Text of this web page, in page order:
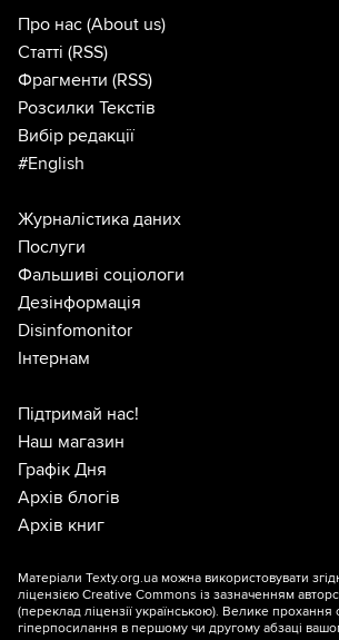
Про нас (About us)
Статті (RSS)
Фрагменти (RSS)
Розсилки Текстів
Вибір редакції
#English
Журналістика даних
Послуги
Фальшиві соціологи
Дезінформація
Disinfomonitor
Інтернам
Підтримай нас!
Наш магазин
Графік Дня
Архів блогів
Архів книг
Матеріали Texty.org.ua можна використовувати
ліцензією Creative Commons із зазначенням
(переклад ліцензії українською). Велике прохання
гіперпосилання в першому чи другому абзаці